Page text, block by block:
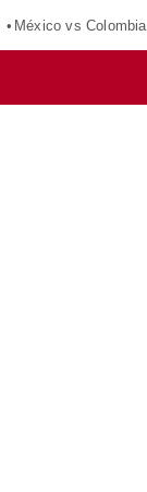
México vs Colombia